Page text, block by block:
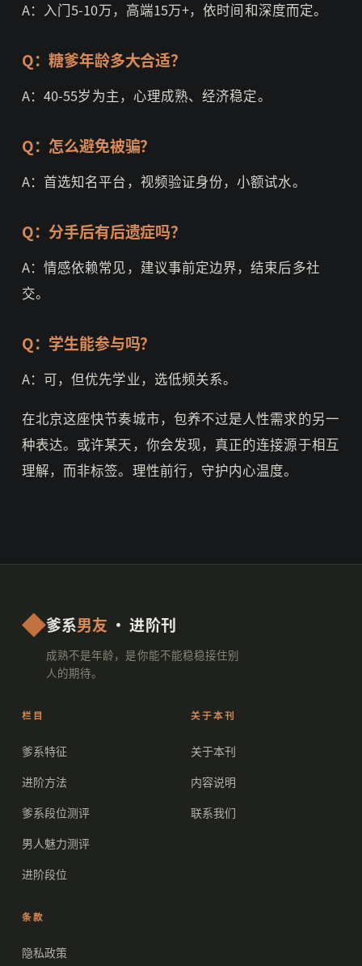
A：入门5-10万，高端15万+，依时间和深度而定。
Q：糖爹年龄多大合适？
A：40-55岁为主，心理成熟、经济稳定。
Q：怎么避免被骗？
A：首选知名平台，视频验证身份，小额试水。
Q：分手后有后遗症吗？
A：情感依赖常见，建议事前定边界，结束后多社
交。
Q：学生能参与吗？
A：可，但优先学业，选低频关系。
在北京这座快节奏城市，包养不过是人性需求的另一
种表达。或许某天，你会发现，真正的连接源于相互
理解，而非标签。理性前行，守护内心温度。
爹系男友 · 进阶刊
成熟不是年龄，是你能不能稳稳接住别
人的期待。
栏目
爹系特征
进阶方法
爹系段位测评
男人魅力测评
进阶段位
关于本刊
关于本刊
内容说明
联系我们
条款
隐私政策